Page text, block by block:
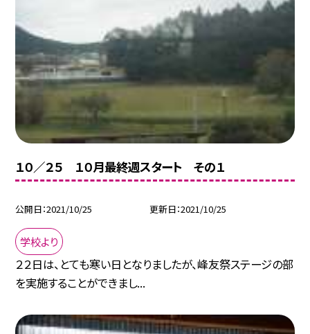
１０／２５ １０月最終週スタート その１
公開日 2021/10/25 更新日 2021/10/25
学校より
２２日は、とても寒い日となりましたが、峰友祭ステージの部
を実施することができまし...